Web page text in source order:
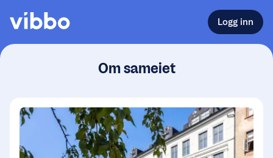
Logg inn
Om sameiet